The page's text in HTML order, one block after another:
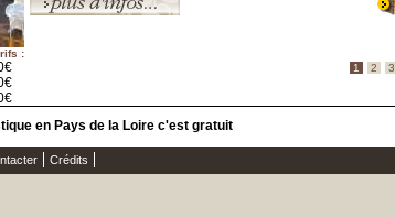
:
1 2 3
en Pays de la Loire c'est gratuit
Crédits